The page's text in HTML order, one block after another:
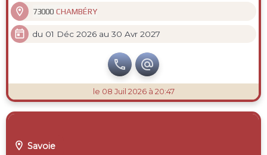
 73000 CHAMBÉRY
 du 01 Déc 2026 au 30 Avr 2027
 
le 08 Juil 2026 à 20:47
 Savoie